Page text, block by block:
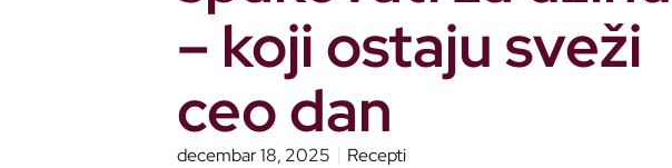
– koji ostaju sveži
ceo dan
decembar 18, 2025 Recepti